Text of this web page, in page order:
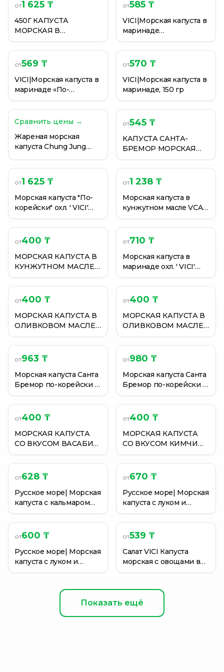
от1 625 ₸
450Г КАПУСТА
МОРСКАЯ В
МАРИНАД
от585 ₸
VICI|Морская капуста в
маринаде
«Классическая» 150гр
от569 ₸
VICI|Морская капуста в
маринаде «По-
корейски», 150 гр
от570 ₸
VICI|Морская капуста в
маринаде, 150 гр
Сравнить цены →
Жареная морская
капуста Chung Jung
от545 ₸
КАПУСТА САНТА-
БРЕМОР МОРСКАЯ
МАРИНОВАННАЯ
КЛАССИЧЕСКАЯ 200ГР
от1 625 ₸
Морская капуста "По-
корейски" охл. ' VICI'
450 г.
от1 238 ₸
Морская капуста в
кунжутном масле VCA
20г
от400 ₸
МОРСКАЯ КАПУСТА В
КУНЖУТНОМ МАСЛЕ
ТАНУКО 4,5ГР
от710 ₸
Морская капуста в
маринаде охл. ' VICI'
240 г.
от400 ₸
МОРСКАЯ КАПУСТА В
ОЛИВКОВОМ МАСЛЕ
ТАНУКО 4,5ГР
от400 ₸
МОРСКАЯ КАПУСТА В
ОЛИВКОВОМ МАСЛЕ
ТАНУКО 4,5ГР
от963 ₸
Морская капуста Санта
Бремор по-корейски с
баклажанами 350 г
от980 ₸
Морская капуста Санта
Бремор по-корейски с
морковью 350 г
от400 ₸
МОРСКАЯ КАПУСТА
СО ВКУСОМ ВАСАБИ
ТАНУКО 4,5ГР
от400 ₸
МОРСКАЯ КАПУСТА
СО ВКУСОМ КИМЧИ
ТАНУКО 4,5ГР
от628 ₸
Русское море| Морская
капуста с кальмаром
200 гр
от670 ₸
Русское море| Морская
капуста с луком и
сладким перцем, 200
гр
от600 ₸
Русское море| Морская
капуста с луком и
сладким перцем, 200
от539 ₸
Салат VICI Капуста
морская с овощами в
маринаде Витаминная
Показать ещё
Русское море| Морская капуста с луком и сладким
Русское море| Морская капуста с луком и сладким
Салат VICI Капуста морская с овощами в маринаде